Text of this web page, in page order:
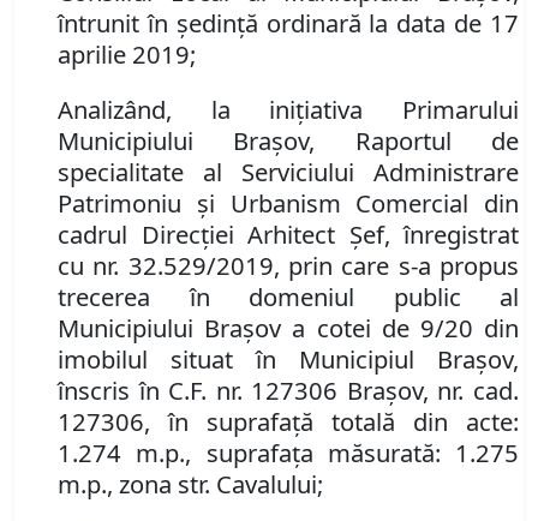
întrunit în şedinţă ordinară la data de 17
aprilie 2019;
Analizând, la iniţiativa Primarului
Municipiului Braşov, Raportul de
specialitate al Serviciului Administrare
Patrimoniu şi Urbanism Comercial din
cadrul Direcţiei Arhitect Şef, înregistrat
cu nr. 32.529/2019, prin care s-a propus
trecerea în domeniul public al
Municipiului Braşov a cotei de 9/20 din
imobilul situat în Municipiul Braşov,
înscris în C.F. nr. 127306 Braşov, nr. cad.
127306, în suprafaţă totală din acte:
1.274 m.p., suprafaţa măsurată: 1.275
m.p., zona str. Cavalului;